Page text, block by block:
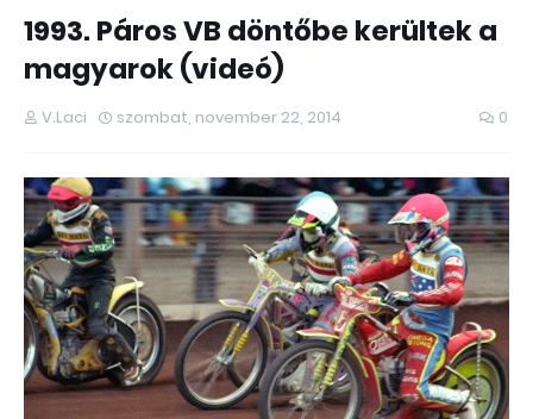
1993. Páros VB döntőbe kerültek a
magyarok (videó)
V.Laci szombat, november 22, 2014 0